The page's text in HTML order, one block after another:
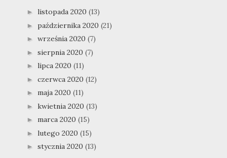
► listopada 2020 (13)
► października 2020 (21)
► września 2020 (7)
► sierpnia 2020 (7)
► lipca 2020 (11)
► czerwca 2020 (12)
► maja 2020 (11)
► kwietnia 2020 (13)
► marca 2020 (15)
► lutego 2020 (15)
► stycznia 2020 (13)